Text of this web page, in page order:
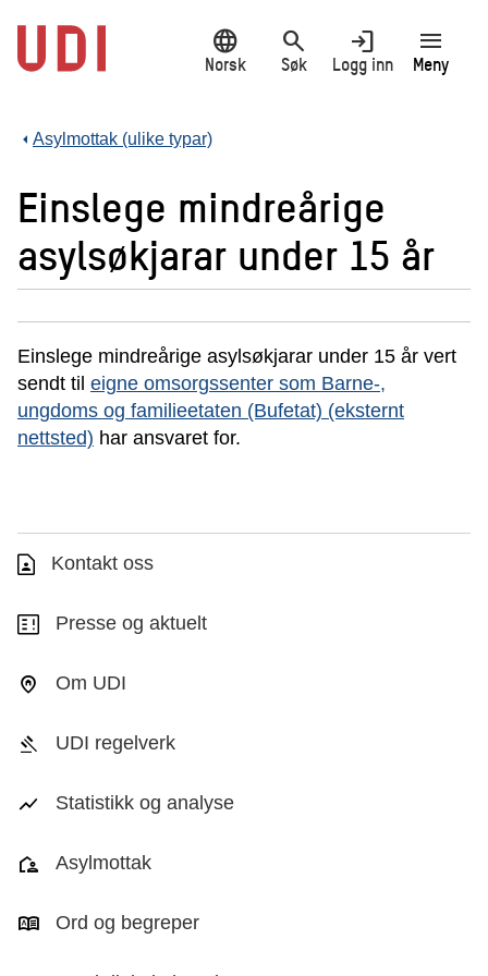
hovedinnhold
language
Norsk
search
Søk
login
Logg inn
menu
Meny
Asylmottak (ulike typar)
Einslege mindreårige
asylsøkjarar under 15 år
Einslege mindreårige asylsøkjarar under 15 år vert
sendt til eigne omsorgssenter som Barne-,
ungdoms og familieetaten (Bufetat) (eksternt
nettsted) har ansvaret for.
Kontakt oss
Presse og aktuelt
Om UDI
UDI regelverk
Statistikk og analyse
Asylmottak
Ord og begreper